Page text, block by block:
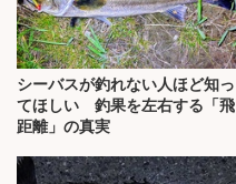
シーバスが釣れない人ほど知っ
てほしい 釣果を左右する「飛
距離」の真実